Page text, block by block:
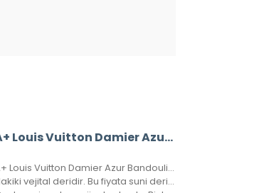
A+ Louis Vuitton Damier Azur Bandouliere Speedy 35’Lik Vejital Deri
A+ Louis Vuitton Damier Azur Bandouliere Speedy 30’luk Vejital Deri
Hakiki vejital deridir. Bu fiyata suni deri emsalleri satılmaktadır.